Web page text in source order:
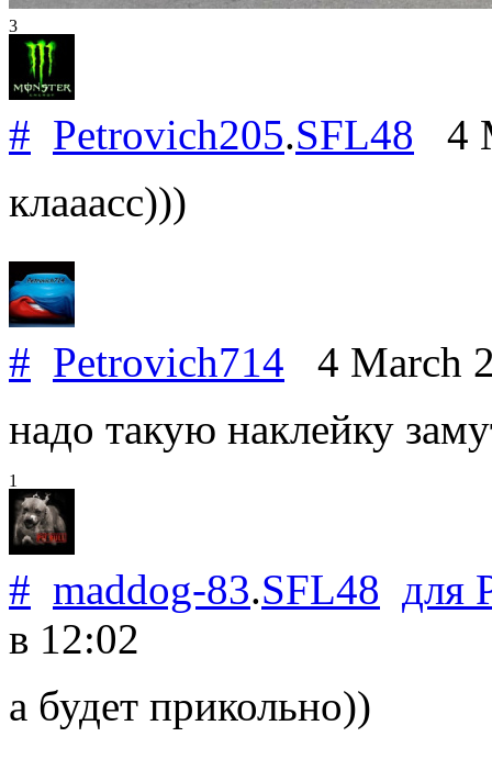
3
# Petrovich205.SFL48 4
клааасс)))
# Petrovich714 4 March
надо такую наклейку
1
# maddog-83.SFL48 для
в 12:02
а будет прикольно))